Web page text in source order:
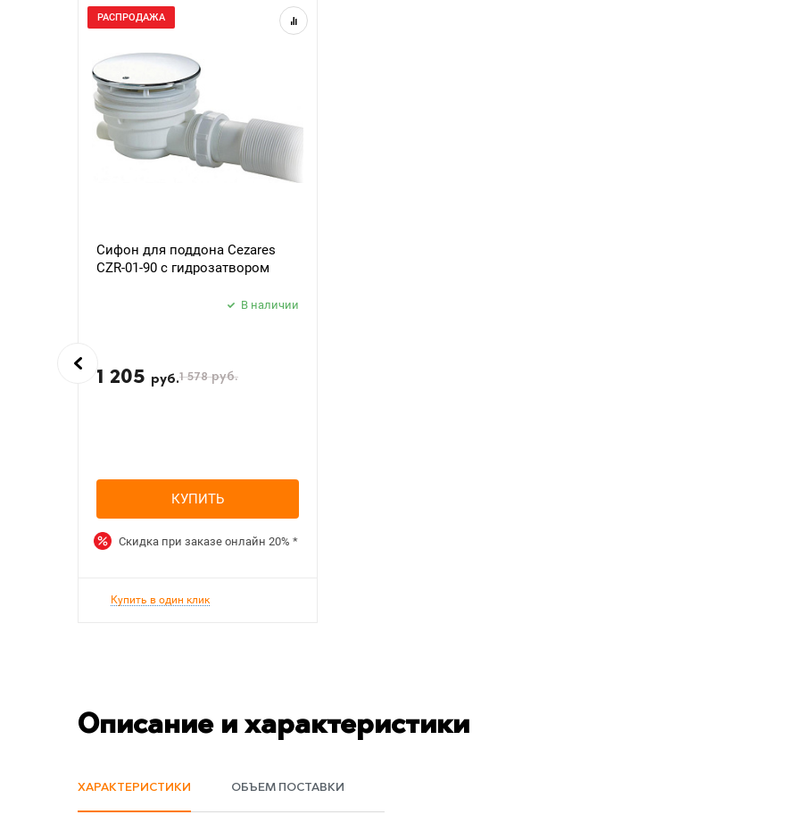
РАСПРОДАЖА
Сифон для поддона Cezares
CZR-01-90 с гидрозатвором
В наличии
1 205 руб.1 578руб.
КУПИТЬ
Скидка при заказе онлайн 20% *
Купить в один клик
Описание и характеристики
ХАРАКТЕРИСТИКИ ОБЪЕМ ПОСТАВКИ